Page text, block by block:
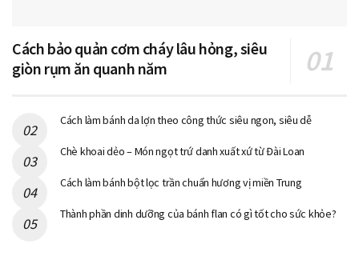
Cách bảo quản cơm cháy lâu hỏng, siêu
giòn rụm ăn quanh năm
Cách làm bánh da lợn theo công thức siêu ngon, siêu dễ
Chè khoai dẻo – Món ngọt trứ danh xuất xứ từ Đài Loan
Cách làm bánh bột lọc trần chuẩn hương vị miền Trung
Thành phần dinh dưỡng của bánh flan có gì tốt cho sức khỏe?